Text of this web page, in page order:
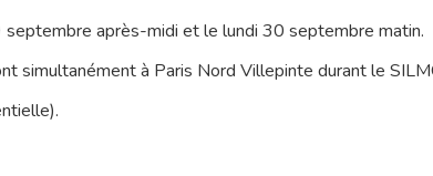
septembre après-midi et le lundi 30 septembre matin.
simultanément à Paris Nord Villepinte durant le